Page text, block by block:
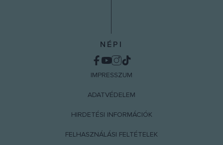
NÉPI
IMPRESSZUM
ADATVÉDELEM
HIRDETÉSI INFORMÁCIÓK
FELHASZNÁLÁSI FELTÉTELEK